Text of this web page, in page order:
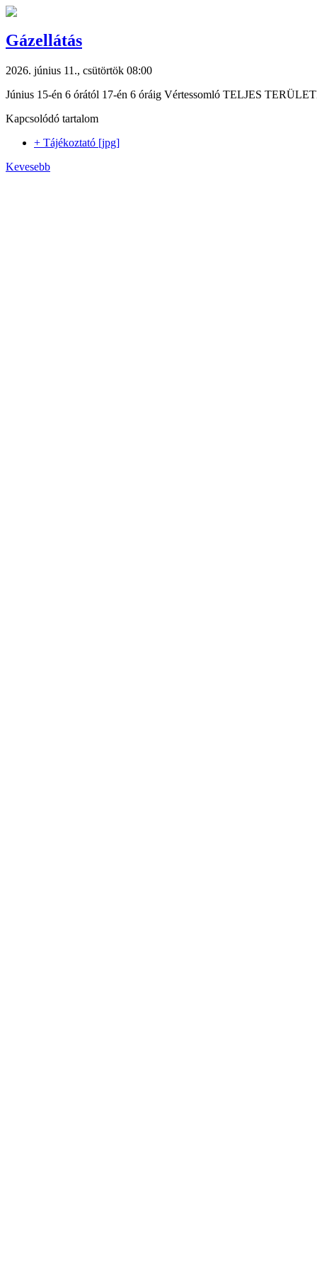
Gázellátás
2026. június 11., csütörtök 08:00
Június 15-én 6 órától 17-én 6 óráig Vértessomló TELJES
Kapcsolódó tartalom
+ Tájékoztató [jpg]
Kevesebb